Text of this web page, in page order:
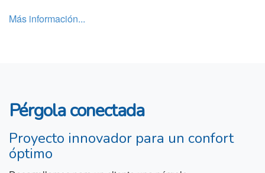
Más información...
Pérgola conectada
Proyecto innovador para un confort
óptimo